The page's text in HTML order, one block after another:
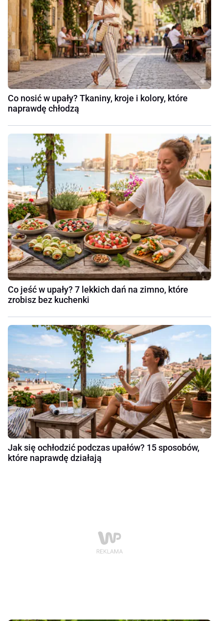
Co nosić w upały? Tkaniny, kroje i kolory, które
naprawdę chłodzą
Co jeść w upały? 7 lekkich dań na zimno, które
zrobisz bez kuchenki
Jak się ochłodzić podczas upałów? 15 sposobów,
które naprawdę działają